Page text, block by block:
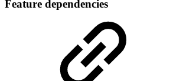
Feature dependencies